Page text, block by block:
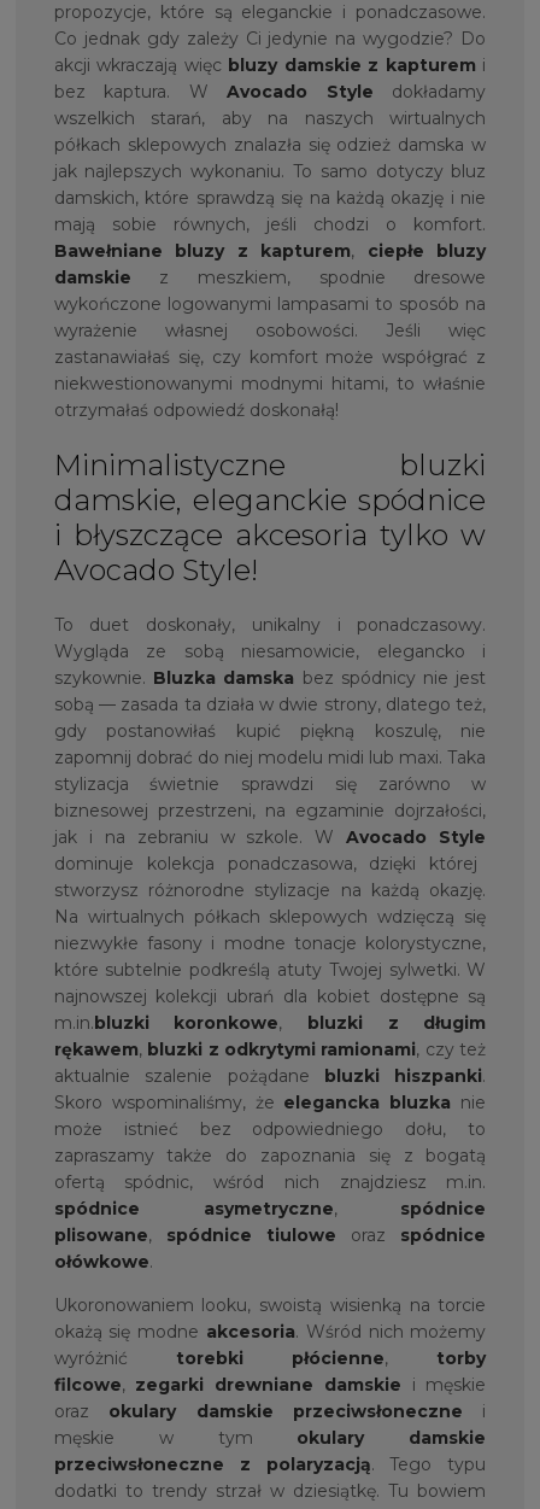
propozycje, które są eleganckie i ponadczasowe.
Co jednak gdy zależy Ci jedynie na wygodzie? Do
akcji wkraczają więc bluzy damskie z kapturem i
bez kaptura. WAvocado Style dokładamy
wszelkich starań, aby na naszych wirtualnych
półkach sklepowych znalazła się odzież damska w
jak najlepszych wykonaniu. To samo dotyczy bluz
damskich, które sprawdzą się na każdą okazję i nie
mają sobie równych, jeśli chodzi o komfort.
Bawełniane bluzy z kapturem, ciepłe bluzy
damskie z meszkiem, spodnie dresowe
wykończone logowanymi lampasami to sposób na
wyrażenie własnej osobowości. Jeśli więc
zastanawiałaś się, czy komfort może współgrać z
niekwestionowanymi modnymi hitami, to właśnie
otrzymałaś odpowiedź doskonałą!
Minimalistyczne bluzki
damskie, eleganckie spódnice
i błyszczące akcesoria tylko w
Avocado Style!
To duet doskonały, unikalny i ponadczasowy.
Wygląda ze sobą niesamowicie, elegancko i
szykownie. Bluzka damska bez spódnicy nie jest
sobą — zasada ta działa w dwie strony, dlatego też,
gdy postanowiłaś kupić piękną koszulę, nie
zapomnij dobrać do niej modelu midi lub maxi. Taka
stylizacja świetnie sprawdzi się zarówno w
biznesowej przestrzeni, na egzaminie dojrzałości,
jak i na zebraniu w szkole. WAvocado Style
dominuje kolekcja ponadczasowa, dzięki której
stworzysz różnorodne stylizacje na każdą okazję.
Na wirtualnych półkach sklepowych wdzięczą się
niezwykłe fasony i modne tonacje kolorystyczne,
które subtelnie podkreślą atuty Twojej sylwetki. W
najnowszej kolekcji ubrań dla kobiet dostępne są
m.in.bluzki koronkowe, bluzki z długim
rękawem, bluzki z odkrytymi ramionami, czy też
aktualnie szalenie pożądane bluzki hiszpanki.
Skoro wspominaliśmy, że elegancka bluzka nie
może istnieć bez odpowiedniego dołu, to
zapraszamy także do zapoznania się z bogatą
ofertą spódnic, wśród nich znajdziesz m.in.
spódnice asymetryczne, spódnice
plisowane, spódnice tiulowe oraz spódnice
ołówkowe.
Ukoronowaniem looku, swoistą wisienką na torcie
okażą się modne akcesoria. Wśród nich możemy
wyróżnić torebki płócienne, torby
filcowe, zegarki drewniane damskie i męskie
oraz okulary damskie przeciwsłoneczne i
męskie w tym okulary damskie
przeciwsłoneczne z polaryzacją. Tego typu
dodatki to trendy strzał w dziesiątkę. Tu bowiem